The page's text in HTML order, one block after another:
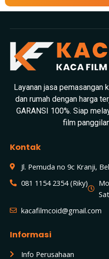
Layanan jasa pemasangan
dan rumah dengan harga
GARANSI 100%. Siap
film
Kontak
Jl. Pemuda no 9c Kranji,
081 1154 2354 (Riky)
kacafilmcoid@gmail.com
Informasi
Info Perusahaan